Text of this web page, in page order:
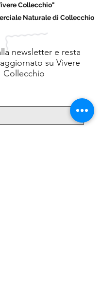
Collecchio"
Naturale di Collecchio
newsletter e resta
su Vivere
Collecchio